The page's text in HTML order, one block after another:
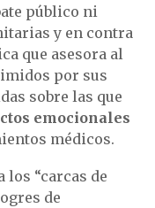
público ni
y en contra
que asesora al
por sus
sobre las que
emocionales
médicos.
los “carcas de
de